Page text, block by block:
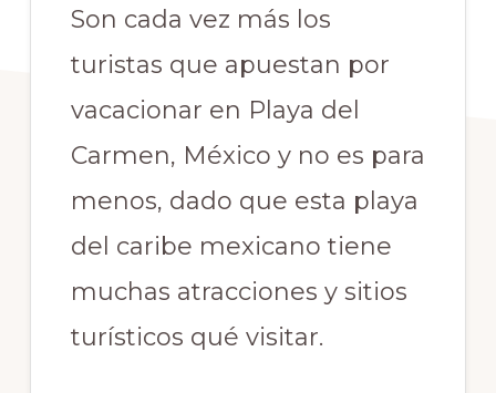
Son cada vez más los
turistas que apuestan por
vacacionar en Playa del
Carmen, México y no es para
menos, dado que esta playa
del caribe mexicano tiene
muchas atracciones y sitios
turísticos qué visitar.